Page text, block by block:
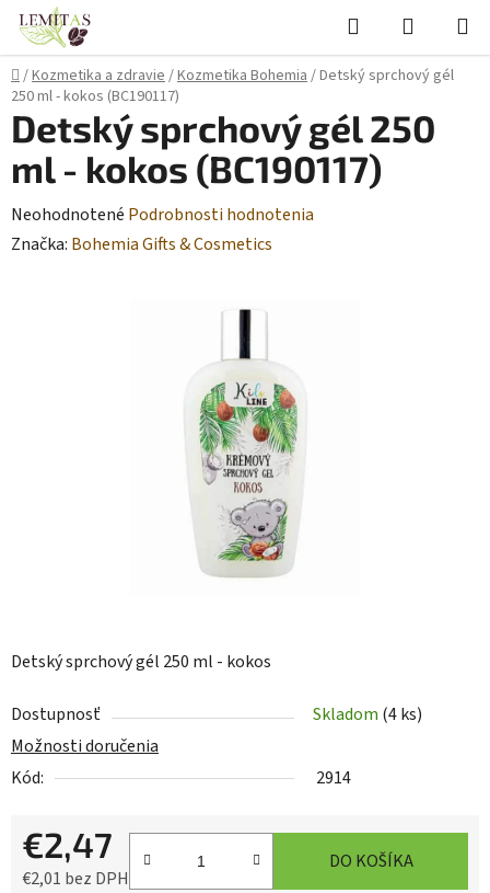
Prejsť
obsah
Hľadať
KOŠÍK
Domov
/Kozmetika a zdravie/Kozmetika Bohemia/Detský sprchový gél
250 ml - kokos (BC190117)
Detský sprchový gél 250 ml - kokos
Dostupnosť Skladom (4 ks)
Možnosti doručenia
Kód:
2914
€2,47
€2,01 bez DPH
DO KOŠÍKA
Detský sprchový gél 250
ml - kokos (BC190117)
Priemerné
hodnotenie
Neohodnotené Podrobnosti hodnotenia
Značka: Bohemia Gifts & Cosmetics